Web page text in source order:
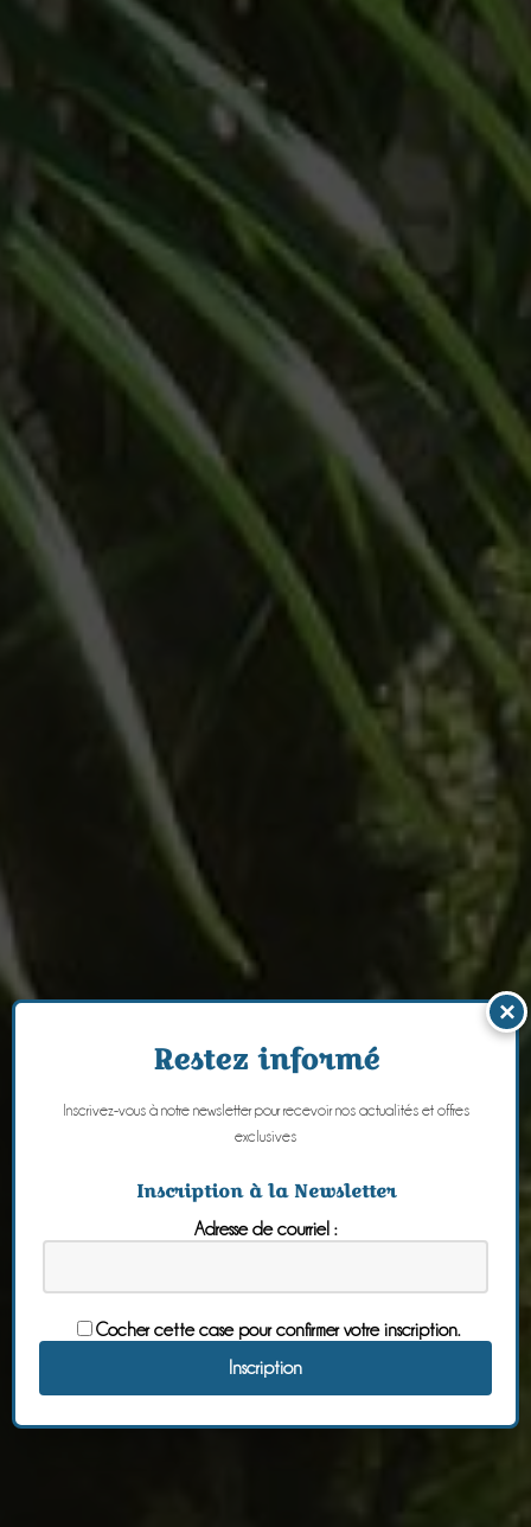
×
Restez informé
Inscrivez-vous à notre newsletter pour recevoir nos actualités et offres
exclusives
Inscription à la Newsletter
Adresse de courriel :
Cocher cette case pour confirmer votre inscription.